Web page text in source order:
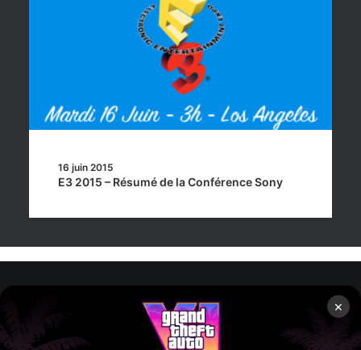
×
16 juin 2015
E3 2015 – Résumé de la Conférence Sony
Rockstar Mag’, Copyright © 2013-2026 – Tous droits réservés –